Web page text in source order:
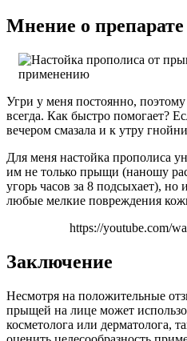
Мнение о препарате
Угри у меня постоянно,
всегда. Как быстро помогает?
вечером смазала и к утру
Для меня настойка прополиса
им не только прыщи (наношу
угорь часов за 8 подсыхает), но
любые мелкие повреждения
https://youtube.com/
Заключение
Несмотря на положительные
прыщей на лице может
косметолога или дерматолога,